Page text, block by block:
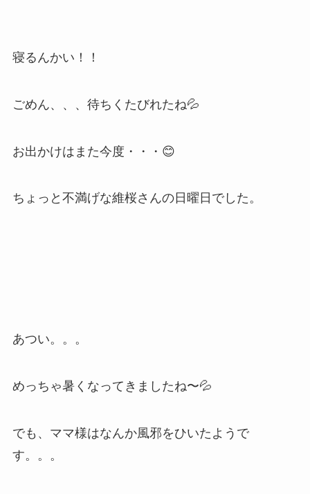
寝るんかい！！
ごめん、、、待ちくたびれたね💦
お出かけはまた今度・・・😊
ちょっと不満げな維桜さんの日曜日でした。
あつい。。。
めっちゃ暑くなってきましたね〜💦
でも、ママ様はなんか風邪をひいたようで
す。。。